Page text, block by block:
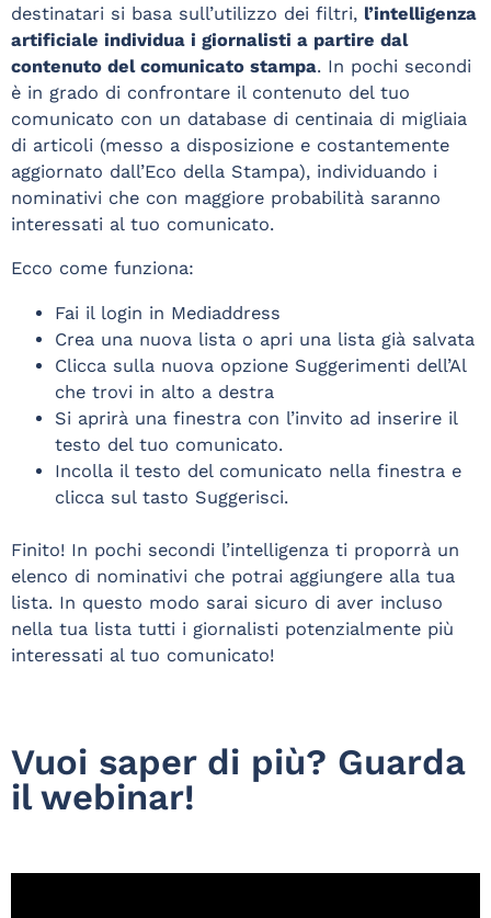
destinatari si basa sull’utilizzo dei filtri, l’intelligenza
artificiale individua i giornalisti a partire dal
contenuto del comunicato stampa. In pochi secondi
è in grado di confrontare il contenuto del tuo
comunicato con un database di centinaia di migliaia
di articoli (messo a disposizione e costantemente
aggiornato dall’Eco della Stampa), individuando i
nominativi che con maggiore probabilità saranno
interessati al tuo comunicato.
Ecco come funziona:
Fai il login in Mediaddress
Crea una nuova lista o apri una lista già salvata
Clicca sulla nuova opzione Suggerimenti dell’Al
che trovi in alto a destra
Si aprirà una finestra con l’invito ad inserire il
testo del tuo comunicato.
Incolla il testo del comunicato nella finestra e
clicca sul tasto Suggerisci.
Finito! In pochi secondi l’intelligenza ti proporrà un
elenco di nominativi che potrai aggiungere alla tua
lista. In questo modo sarai sicuro di aver incluso
nella tua lista tutti i giornalisti potenzialmente più
interessati al tuo comunicato!
Vuoi saper di più? Guarda
il webinar!